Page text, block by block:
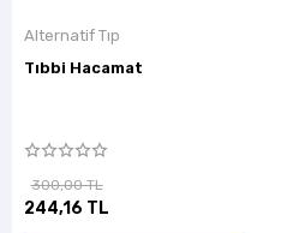
Alternatif Tıp
Tıbbi Hacamat
300,00 TL
244,16 TL